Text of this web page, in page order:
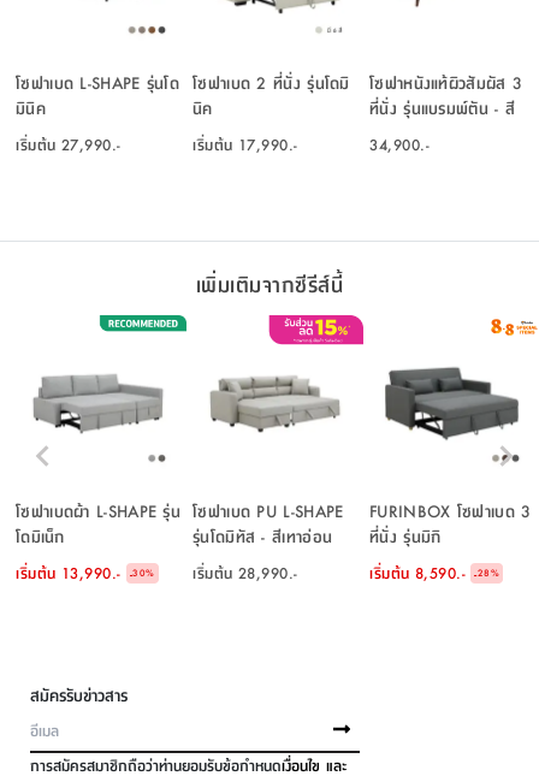
โซฟาเบด L-SHAPE รุ่นโด
มินิค
เริ่มต้น 27,990.-
โซฟาเบด 2 ที่นั่ง รุ่นโดมิ
นิค
เริ่มต้น 17,990.-
โซฟาหนังแท้ผิวสัมผัส 3
ที่นั่ง รุ่นแบรมพ์ตัน - สี
ลอฟต์ บราวน์
34,900.-
เพิ่มเติมจากซีรีส์นี้
โซฟาเบดผ้า L-SHAPE รุ่น
โดมิเน็ก
เริ่มต้น 13,990.- -30%
โซฟาเบด PU L-SHAPE
รุ่นโดมิทัส - สีเทาอ่อน
เริ่มต้น 28,990.-
FURINBOX โซฟาเบด 3
ที่นั่ง รุ่นมิกิ
เริ่มต้น 8,590.- -28%
สมัครรับข่าวสาร
การสมัครสมาชิกถือว่าท่านยอมรับข้อกำหนดเงื่อนไข และ